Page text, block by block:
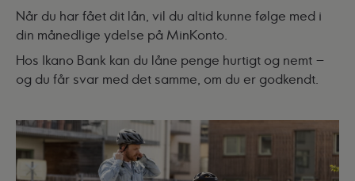
Når du har fået dit lån, vil du altid kunne følge med i
din månedlige ydelse på MinKonto.
Hos Ikano Bank kan du låne penge hurtigt og nemt –
og du får svar med det samme, om du er godkendt.